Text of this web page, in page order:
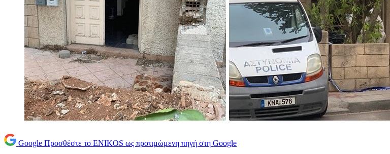
Google Προσθέστε το ENIKOS ως προτιμώμενη πηγή στη Google